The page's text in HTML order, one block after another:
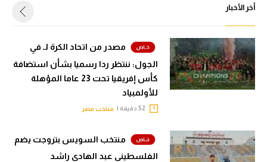
أخر الأخبار
مصدر من اتحاد الكرة لـ في
الجول: ننتظر ردا رسميا بشأن استضافة
كأس إفريقيا تحت 23 عاما المؤهلة
للأولمبياد
منتخب مصر
منتخب السويس بتروجت يضم
الفلسطيني عبد الهادي راشد